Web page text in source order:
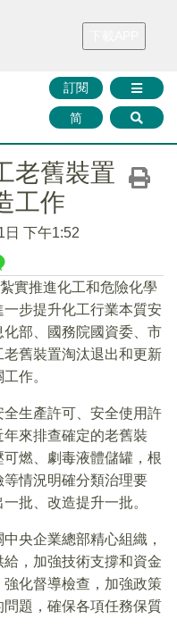
財華證券 媒體矩陣
訂閱
简
老舊裝置
工作
日 下午1:52
實推進化工和危險化學
步提升化工行業本質安
部、國務院國資委、市
舊裝置淘汰退出和更新
作。
全生產許可、安全使用許
來排查確定的老舊裝
燃、劇毒液體儲罐，根
情況明確分類治理要
批、改造提升一批。
央企業總部精心組織，
，加強技術支撐和資金
化督導檢查，加強政策
題，確保各項任務保質